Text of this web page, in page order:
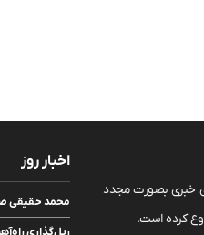
خبری بصورت مجدد
اخبار روز
محمد حقیقی